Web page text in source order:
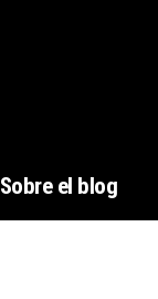
Sobre el blog